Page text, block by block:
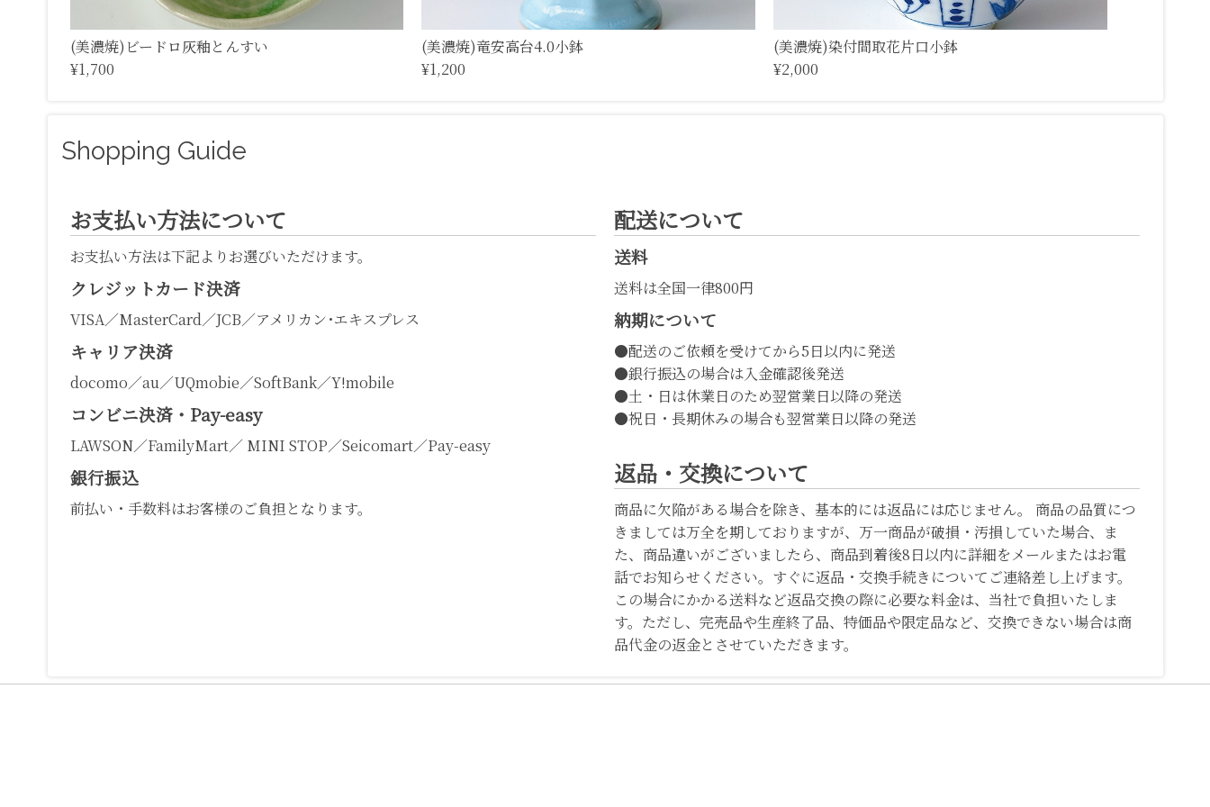
(美濃焼)ビードロ灰釉とんすい
¥1,700
(美濃焼)竜安高台4.0小鉢
¥1,200
(美濃焼)染付間取花片口小鉢
¥2,000
Shopping Guide
お支払い方法について
お支払い方法は下記よりお選びいただけます。
クレジットカード決済
VISA／MasterCard／JCB／アメリカン･エキスプレス
キャリア決済
docomo／au／UQmobie／SoftBank／Y!mobile
コンビニ決済・Pay-easy
LAWSON／FamilyMart／ MINI STOP／Seicomart／Pay-easy
銀行振込
前払い・手数料はお客様のご負担となります。
配送について
送料
送料は全国一律800円
納期について
●配送のご依頼を受けてから5日以内に発送
●銀行振込の場合は入金確認後発送
●土・日は休業日のため翌営業日以降の発送
●祝日・長期休みの場合も翌営業日以降の発送
返品・交換について
商品に欠陥がある場合を除き、基本的には返品には応じません。 商品の品質につ
きましては万全を期しておりますが、万一商品が破損・汚損していた場合、ま
た、商品違いがございましたら、商品到着後8日以内に詳細をメールまたはお電
話でお知らせください。すぐに返品・交換手続きについてご連絡差し上げます。
この場合にかかる送料など返品交換の際に必要な料金は、当社で負担いたしま
す。ただし、完売品や生産終了品、特価品や限定品など、交換できない場合は商
品代金の返金とさせていただきます。